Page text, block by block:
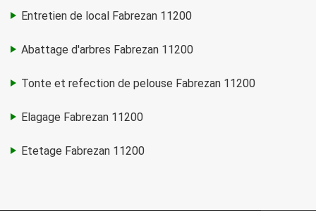
Entretien de local Fabrezan 11200
Abattage d'arbres Fabrezan 11200
Tonte et refection de pelouse Fabrezan 11200
Elagage Fabrezan 11200
Etetage Fabrezan 11200